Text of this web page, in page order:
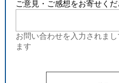
ご意見・ご感想をお寄せくだ
お問い合わせを入力されま
ます